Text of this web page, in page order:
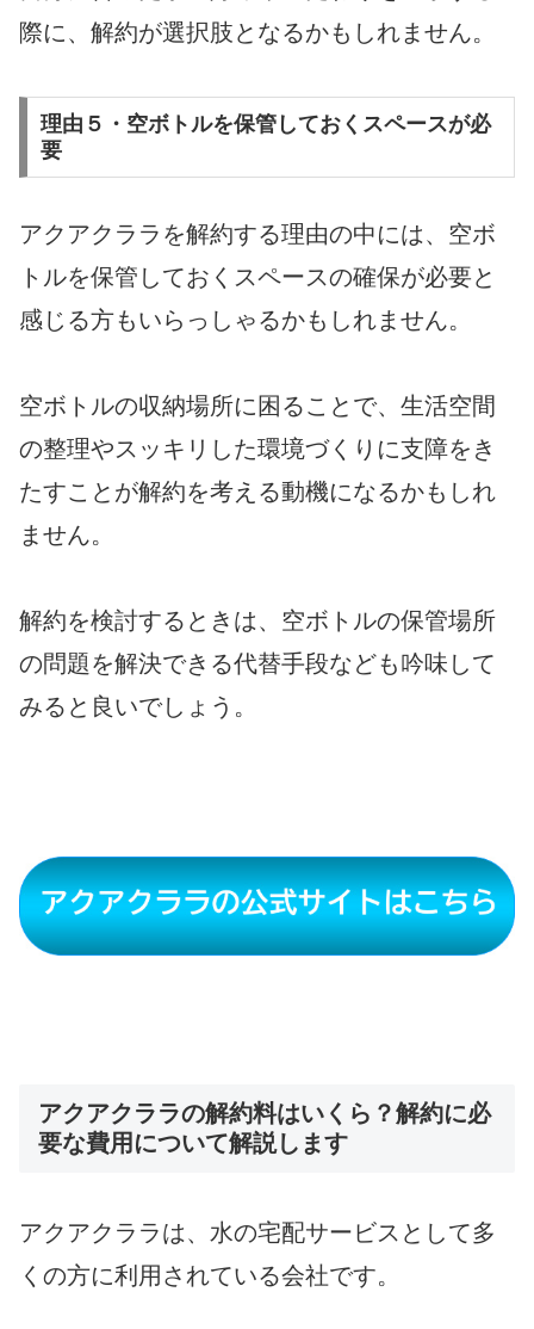
際に、解約が選択肢となるかもしれません。
理由５・空ボトルを保管しておくスペースが必
要
アクアクララを解約する理由の中には、空ボ
トルを保管しておくスペースの確保が必要と
感じる方もいらっしゃるかもしれません。
空ボトルの収納場所に困ることで、生活空間
の整理やスッキリした環境づくりに支障をき
たすことが解約を考える動機になるかもしれ
ません。
解約を検討するときは、空ボトルの保管場所
の問題を解決できる代替手段なども吟味して
みると良いでしょう。
アクアクララの解約料はいくら？解約に必
要な費用について解説します
アクアクララは、水の宅配サービスとして多
くの方に利用されている会社です。